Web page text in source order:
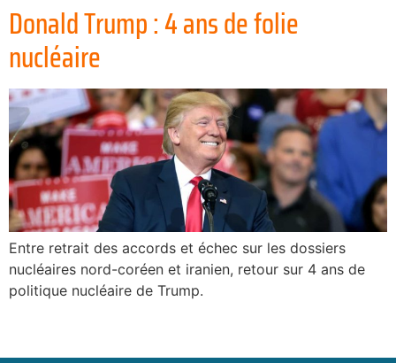
Donald Trump : 4 ans de folie
nucléaire
Entre retrait des accords et échec sur les dossiers
nucléaires nord-coréen et iranien, retour sur 4 ans de
politique nucléaire de Trump.